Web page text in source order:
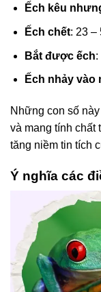
Ếch kêu
Ếch chết: 23 –
Bắt được ếch:
Ếch nhảy vào
Những con số
và mang tính chất
tăng niềm tin tích
Ý nghĩa các